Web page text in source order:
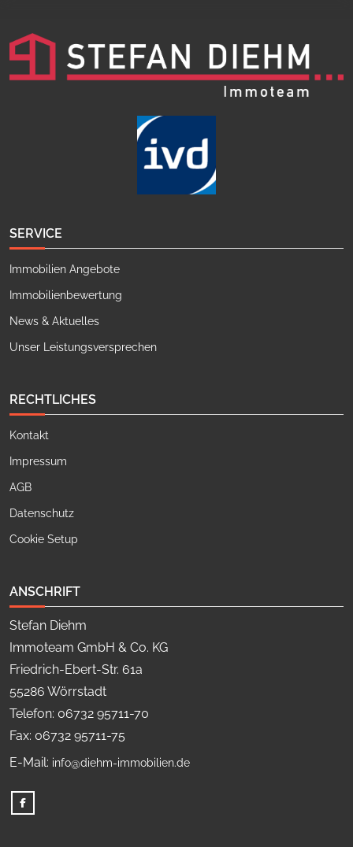
SERVICE
Immobilien Angebote
Immobilienbewertung
News & Aktuelles
Unser Leistungsversprechen
RECHTLICHES
Kontakt
Impressum
AGB
Datenschutz
Cookie Setup
ANSCHRIFT
Stefan Diehm
Immoteam GmbH & Co. KG
Friedrich-Ebert-Str. 61a
55286 Wörrstadt
Telefon: 06732 95711-70
Fax: 06732 95711-75
E-Mail: info@diehm-immobilien.de